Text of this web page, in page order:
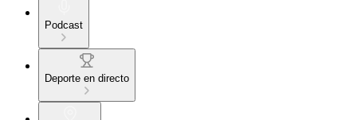
Podcast
Deporte en directo